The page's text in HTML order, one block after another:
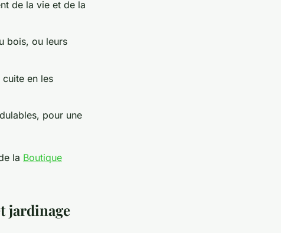
de la vie et de la
bois, ou leurs
en les
pour une
la Boutique
jardinage